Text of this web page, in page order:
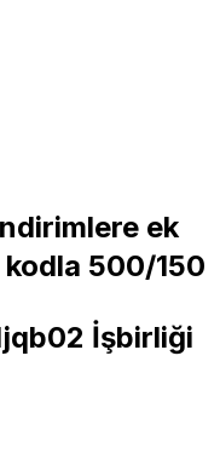
ek
kodla 500/150
İşbirliği